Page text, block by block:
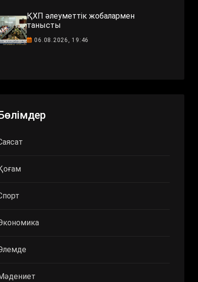
ҚХП әлеуметтік жобалармен
танысты
06.08.2026, 19:46
Бөлімдер